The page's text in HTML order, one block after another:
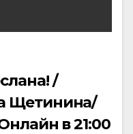
/
Щетинина/
в 21:00